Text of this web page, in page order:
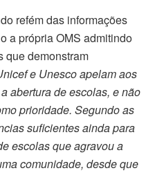
refém das informações
a própria OMS admitindo
que demonstram
e Unesco apelam aos
abertura de escolas, e não
prioridade. Segundo as
suficientes ainda para
escolas que agravou a
comunidade, desde que